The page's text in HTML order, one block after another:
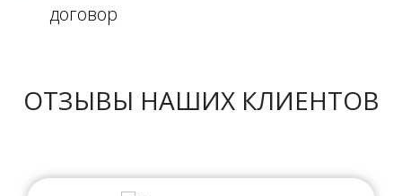
договор
ОТЗЫВЫ НАШИХ КЛИЕНТОВ